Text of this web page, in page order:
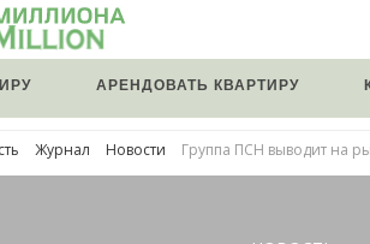
АРЕНДОВАТЬ КВАРТИРУ
Журнал Новости Группа ПСН выводит на